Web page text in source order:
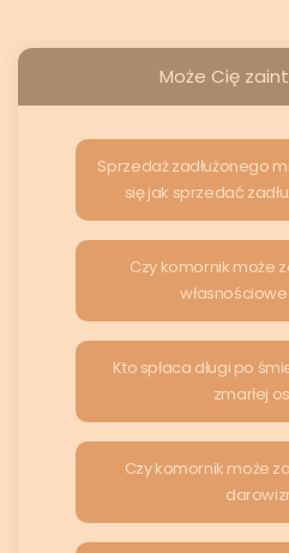
Może Cię
Sprzedaż zadłużonego
się jak sprzedać
Czy komornik może
własnościowe
Kto spłaca długi po
zmarłej
Czy komornik może